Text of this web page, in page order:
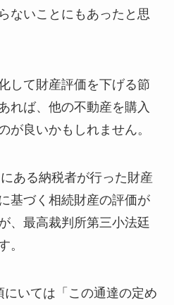
ないことにもあったと思
して財産評価を下げる節
れば、他の不動産を購入
が良いかもしれません。
ある納税者が行った財産
基づく相続財産の評価が
、最高裁判所第三小法廷
。
いては「この通達の定め